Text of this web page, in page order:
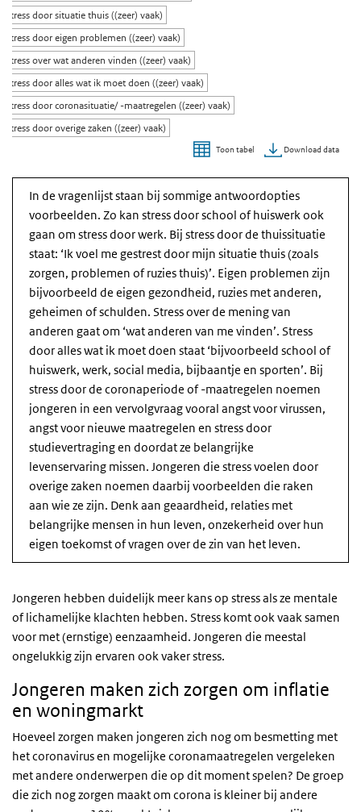
Stress door situatie thuis ((zeer) vaak)
Stress door eigen problemen ((zeer) vaak)
Stress over wat anderen vinden ((zeer) vaak)
Stress door alles wat ik moet doen ((zeer) vaak)
Stress door coronasituatie/ -maatregelen ((zeer) vaak)
Stress door overige zaken ((zeer) vaak)
Toon tabel Download data
In de vragenlijst staan bij sommige antwoordopties
voorbeelden. Zo kan stress door school of huiswerk ook
gaan om stress door werk. Bij stress door de thuissituatie
staat: ‘Ik voel me gestrest door mijn situatie thuis (zoals
zorgen, problemen of ruzies thuis)’. Eigen problemen zijn
bijvoorbeeld de eigen gezondheid, ruzies met anderen,
geheimen of schulden. Stress over de mening van
anderen gaat om ‘wat anderen van me vinden’. Stress
door alles wat ik moet doen staat ‘bijvoorbeeld school of
huiswerk, werk, social media, bijbaantje en sporten’. Bij
stress door de coronaperiode of -maatregelen noemen
jongeren in een vervolgvraag vooral angst voor virussen,
angst voor nieuwe maatregelen en stress door
studievertraging en doordat ze belangrijke
levenservaring missen. Jongeren die stress voelen door
overige zaken noemen daarbij voorbeelden die raken
aan wie ze zijn. Denk aan geaardheid, relaties met
belangrijke mensen in hun leven, onzekerheid over hun
eigen toekomst of vragen over de zin van het leven.
Jongeren hebben duidelijk meer kans op stress als ze mentale
of lichamelijke klachten hebben. Stress komt ook vaak samen
voor met (ernstige) eenzaamheid. Jongeren die meestal
ongelukkig zijn ervaren ook vaker stress.
Jongeren maken zich zorgen om inflatie
en woningmarkt
Hoeveel zorgen maken jongeren zich nog om besmetting met
het coronavirus en mogelijke coronamaatregelen vergeleken
met andere onderwerpen die op dit moment spelen? De groep
die zich nog zorgen maakt om corona is kleiner bij andere